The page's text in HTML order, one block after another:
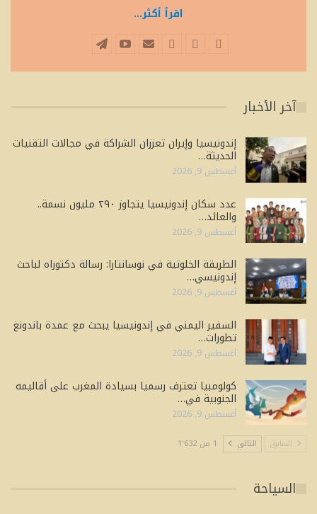
اقرأ أكثر...
آخر الأخبار
إندونيسيا وإيران تعززان الشراكة في مجالات التقنيات
الحديثة…
أغسطس 9, 2026
عدد سكان إندونيسيا يتجاوز ٢٩٠ مليون نسمة..
والعائد…
أغسطس 9, 2026
الطريقة الخلوتية في نوسانتارا: رسالة دكتوراه لباحث
إندونيسي…
أغسطس 9, 2026
السفير اليمني في إندونيسيا يبحث مع عمدة باندونغ
تطورات…
أغسطس 9, 2026
كولومبيا تعترف رسميا بسيادة المغرب على أقاليمه
الجنوبية في…
أغسطس 9, 2026
السابق التالي 1 من 1٬632
السياحة